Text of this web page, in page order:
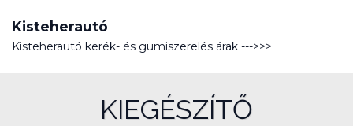
Kisteherautó
Kisteherautó kerék- és gumiszerelés árak --->>>
KIEGÉSZÍTŐ